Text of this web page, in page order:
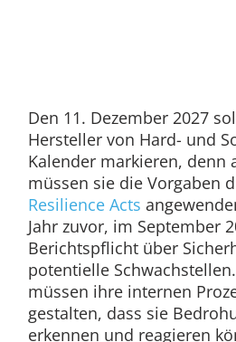
Den 11. Dezember 2027
Hersteller von Hard- und
Kalender markieren, denn
müssen sie die Vorgaben
Resilience Acts
Jahr zuvor, im September
Berichtspflicht über
potentielle
müssen ihre internen
gestalten, dass sie
erkennen und reagieren